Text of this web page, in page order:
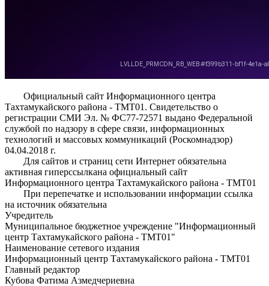
Официальный сайт Информационного центра
Тахтамукайского района - ТМТ01. Свидетельство о
регистрации СМИ Эл. № ФС77-72571 выдано Федеральной
службой по надзору в сфере связи, информационных
технологий и массовых коммуникаций (Роскомнадзор)
04.04.2018 г.
Для сайтов и страниц сети Интернет обязательна
активная гиперссылкана официальный сайт
Информационного центра Тахтамукайского района - ТМТ01
При перепечатке и использовании информации ссылка
на источник обязательна
Учредитель
Муниципальное бюджетное учреждение "Информационный
центр Тахтамукайского района - ТМТ01"
Наименование сетевого издания
Информационный центр Тахтамукайского района - ТМТ01
Главный редактор
Кубова Фатима Азмедчериевна